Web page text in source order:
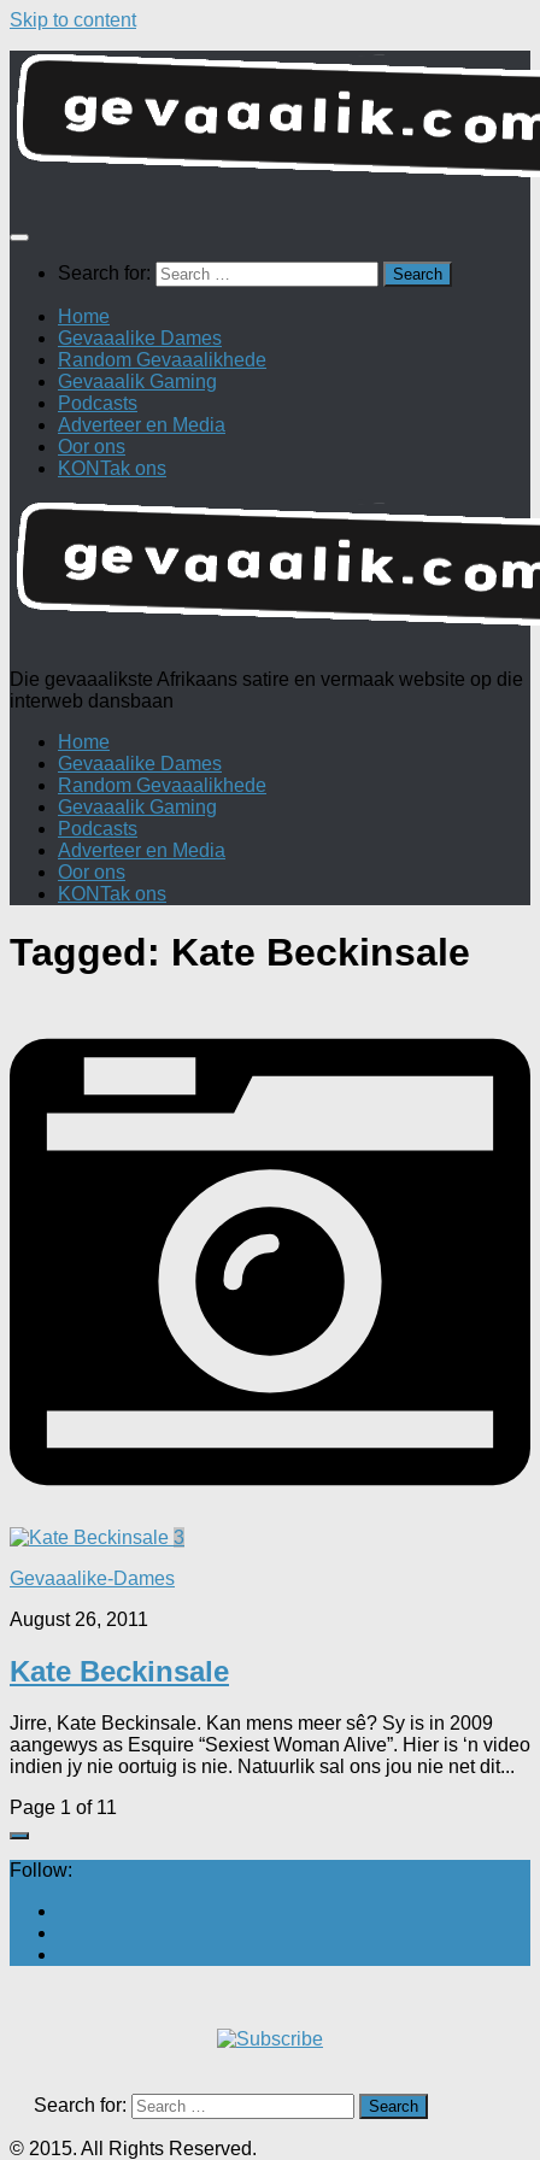
Skip to content
Search for:
Home
Gevaaalike Dames
Random Gevaaalikhede
Gevaaalik Gaming
Podcasts
Adverteer en Media
Oor ons
KONTak ons
Die gevaaalikste Afrikaans satire en vermaak website op die
interweb dansbaan
Home
Gevaaalike Dames
Random Gevaaalikhede
Gevaaalik Gaming
Podcasts
Adverteer en Media
Oor ons
KONTak ons
Tagged: Kate Beckinsale
3
Gevaaalike-Dames
August 26, 2011
Kate Beckinsale
Jirre, Kate Beckinsale. Kan mens meer sê? Sy is in 2009
aangewys as Esquire “Sexiest Woman Alive”. Hier is ‘n video
indien jy nie oortuig is nie. Natuurlik sal ons jou nie net dit...
Page 1 of 11
Follow:
Search for:
© 2015. All Rights Reserved.